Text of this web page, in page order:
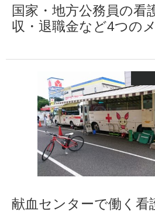
国家・地方公務員の看
収・退職金など4つの
献血センターで働く看